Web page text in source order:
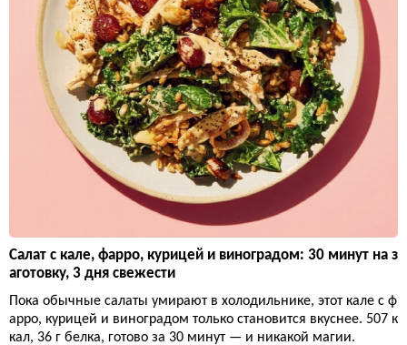
Салат с кале, фарро, курицей и виноградом: 30 минут на з
аготовку, 3 дня свежести
Пока обычные салаты умирают в холодильнике, этот кале с ф
арро, курицей и виноградом только становится вкуснее. 507 к
кал, 36 г белка, готово за 30 минут — и никакой магии.